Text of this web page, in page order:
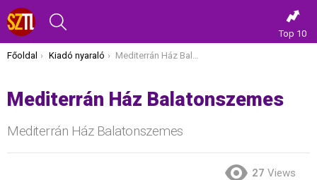
Top 10
Itt vagy most:
Főoldal Kiadó nyaraló Mediterrán Ház Balatonszemes
Mediterrán Ház Balatonszemes
Mediterrán Ház Balatonszemes
27 Views